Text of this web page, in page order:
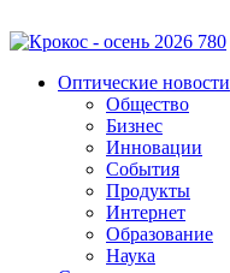
Оптические новости
Общество
Бизнес
Инновации
События
Продукты
Интернет
Образование
Наука